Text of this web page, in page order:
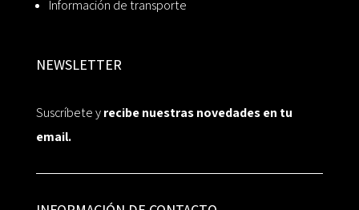
Información de transporte
NEWSLETTER
Suscríbete yrecibe nuestras novedades en tu
email.